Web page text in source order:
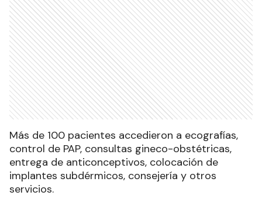
Más de 100 pacientes accedieron a ecografías,
control de PAP, consultas gineco-obstétricas,
entrega de anticonceptivos, colocación de
implantes subdérmicos, consejería y otros
servicios.